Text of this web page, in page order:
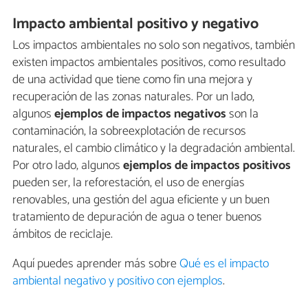
Impacto ambiental positivo y negativo
Los impactos ambientales no solo son negativos, también
existen impactos ambientales positivos, como resultado
de una actividad que tiene como fin una mejora y
recuperación de las zonas naturales. Por un lado,
algunosejemplos de impactos negativosson la
contaminación, la sobreexplotación de recursos
naturales, el cambio climático y la degradación ambiental.
Por otro lado, algunosejemplos de impactos positivos
pueden ser, la reforestación, el uso de energías
renovables, una gestión del agua eficiente y un buen
tratamiento de depuración de agua o tener buenos
ámbitos de reciclaje.
Aquí puedes aprender más sobreQué es el impacto
ambiental negativo y positivo con ejemplos.